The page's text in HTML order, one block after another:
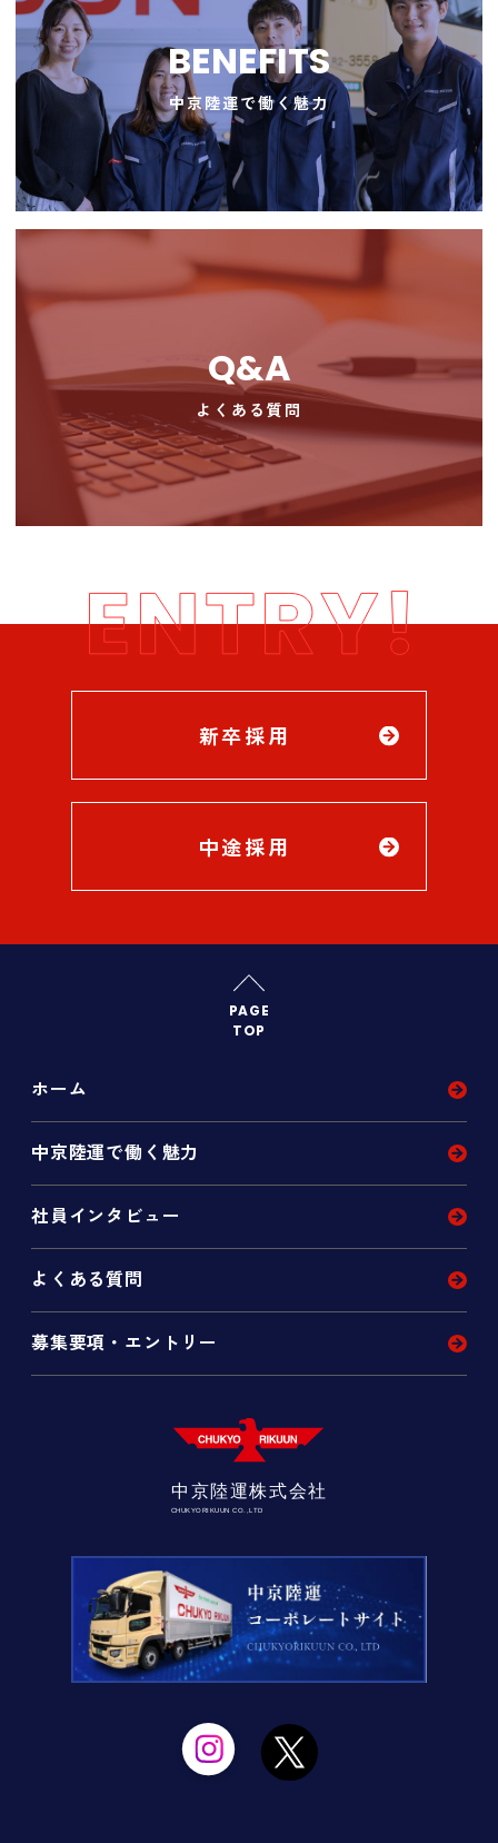
BENEFITS
中京陸運で働く魅力
Q&A
よくある質問
新卒採用
中途採用
ホーム
中京陸運で働く魅力
社員インタビュー
よくある質問
募集要項・エントリー
PAGE
TOP